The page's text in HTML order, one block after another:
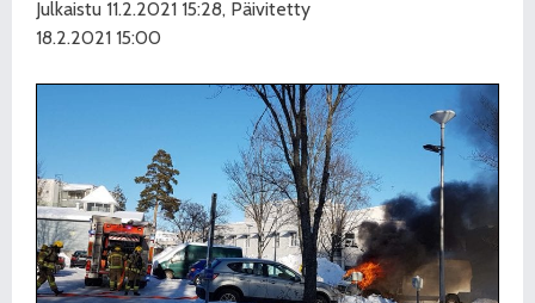
Julkaistu 11.2.2021 15:28, Päivitetty
18.2.2021 15:00